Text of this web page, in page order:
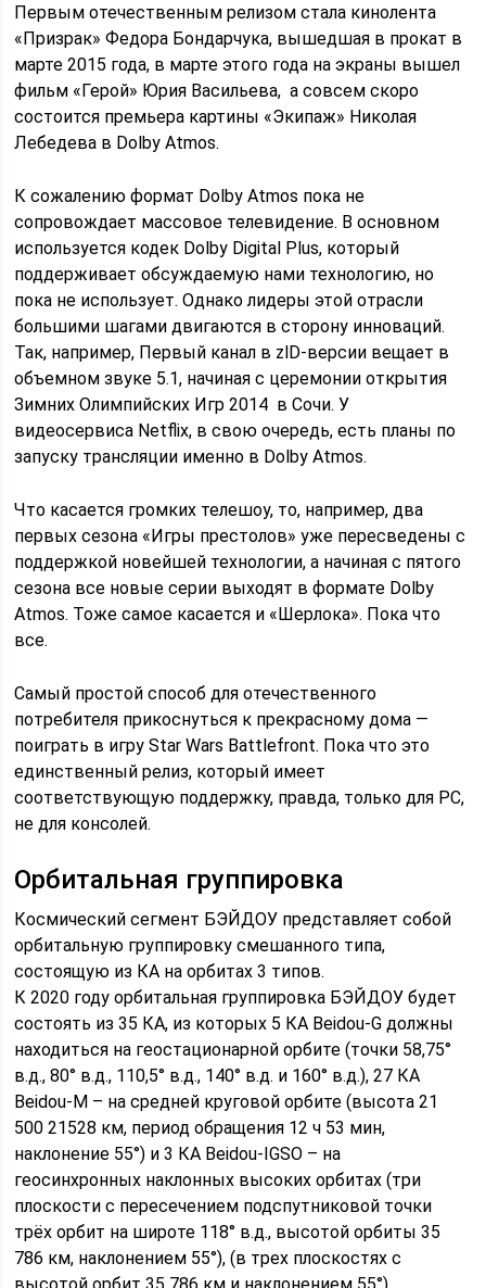
Первым отечественным релизом стала кинолента
«Призрак» Федора Бондарчука, вышедшая в прокат в
марте 2015 года, в марте этого года на экраны вышел
фильм «Герой» Юрия Васильева, а совсем скоро
состоится премьера картины «Экипаж» Николая
Лебедева в Dolby Atmos.
К сожалению формат Dolby Atmos пока не
сопровождает массовое телевидение. В основном
используется кодек Dolby Digital Plus, который
поддерживает обсуждаемую нами технологию, но
пока не использует. Однако лидеры этой отрасли
большими шагами двигаются в сторону инноваций.
Так, например, Первый канал в zlD-версии вещает в
объемном звуке 5.1, начиная с церемонии открытия
Зимних Олимпийских Игр 2014 в Сочи. У
видеосервиса Netflix, в свою очередь, есть планы по
запуску трансляции именно в Dolby Atmos.
Что касается громких телешоу, то, например, два
первых сезона «Игры престолов» уже пересведены с
поддержкой новейшей технологии, а начиная с пятого
сезона все новые серии выходят в формате Dolby
Atmos. Тоже самое касается и «Шерлока». Пока что
все.
Самый простой способ для отечественного
потребителя прикоснуться к прекрасному дома —
поиграть в игру Star Wars Battlefront. Пока что это
единственный релиз, который имеет
соответствующую поддержку, правда, только для PC,
не для консолей.
Орбитальная группировка
Космический сегмент БЭЙДОУ представляет собой
орбитальную группировку смешанного типа,
состоящую из КА на орбитах 3 типов.
К 2020 году орбитальная группировка БЭЙДОУ будет
состоять из 35 КА, из которых 5 КА Beidou-G должны
находиться на геостационарной орбите (точки 58,75°
в.д., 80° в.д., 110,5° в.д., 140° в.д. и 160° в.д.), 27 КА
Beidou-M – на средней круговой орбите (высота 21
500 21528 км, период обращения 12 ч 53 мин,
наклонение 55°) и 3 КА Beidou-IGSO – на
геосинхронных наклонных высоких орбитах (три
плоскости с пересечением подспутниковой точки
трёх орбит на широте 118° в.д., высотой орбиты 35
786 км, наклонением 55°), (в трех плоскостях с
высотой орбит 35 786 км и наклонением 55°),